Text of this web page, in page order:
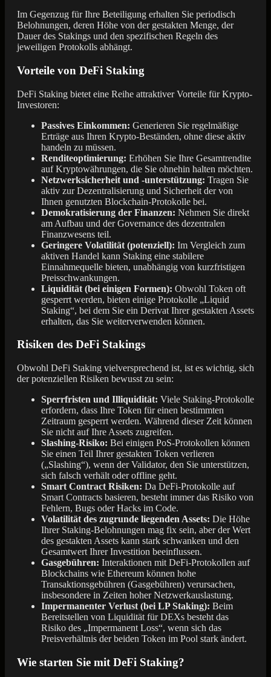
Im Gegenzug für Ihre Beteiligung erhalten Sie periodisch
Belohnungen, deren Höhe von der gestakten Menge, der
Dauer des Stakings und den spezifischen Regeln des
jeweiligen Protokolls abhängt.
Vorteile von DeFi Staking
DeFi Staking bietet eine Reihe attraktiver Vorteile für Krypto-
Investoren:
Passives Einkommen: Generieren Sie regelmäßige
Erträge aus Ihren Krypto-Beständen, ohne diese aktiv
handeln zu müssen.
Renditeoptimierung: Erhöhen Sie Ihre Gesamtrendite
auf Kryptowährungen, die Sie ohnehin halten möchten.
Netzwerksicherheit und -unterstützung: Tragen Sie
aktiv zur Dezentralisierung und Sicherheit der von
Ihnen genutzten Blockchain-Protokolle bei.
Demokratisierung der Finanzen: Nehmen Sie direkt
am Aufbau und der Governance des dezentralen
Finanzwesens teil.
Geringere Volatilität (potenziell): Im Vergleich zum
aktiven Handel kann Staking eine stabilere
Einnahmequelle bieten, unabhängig von kurzfristigen
Preisschwankungen.
Liquidität (bei einigen Formen): Obwohl Token oft
gesperrt werden, bieten einige Protokolle „Liquid
Staking“, bei dem Sie ein Derivat Ihrer gestakten Assets
erhalten, das Sie weiterverwenden können.
Risiken des DeFi Stakings
Obwohl DeFi Staking vielversprechend ist, ist es wichtig, sich
der potenziellen Risiken bewusst zu sein:
Sperrfristen und Illiquidität: Viele Staking-Protokolle
erfordern, dass Ihre Token für einen bestimmten
Zeitraum gesperrt werden. Während dieser Zeit können
Sie nicht auf Ihre Assets zugreifen.
Slashing-Risiko: Bei einigen PoS-Protokollen können
Sie einen Teil Ihrer gestakten Token verlieren
(„Slashing“), wenn der Validator, den Sie unterstützen,
sich falsch verhält oder offline geht.
Smart Contract Risiken: Da DeFi-Protokolle auf
Smart Contracts basieren, besteht immer das Risiko von
Fehlern, Bugs oder Hacks im Code.
Volatilität des zugrunde liegenden Assets: Die Höhe
Ihrer Staking-Belohnungen mag fix sein, aber der Wert
des gestakten Assets kann stark schwanken und den
Gesamtwert Ihrer Investition beeinflussen.
Gasgebühren: Interaktionen mit DeFi-Protokollen auf
Blockchains wie Ethereum können hohe
Transaktionsgebühren (Gasgebühren) verursachen,
insbesondere in Zeiten hoher Netzwerkauslastung.
Impermanenter Verlust (bei LP Staking): Beim
Bereitstellen von Liquidität für DEXs besteht das
Risiko des „Impermanent Loss“, wenn sich das
Preisverhältnis der beiden Token im Pool stark ändert.
Wie starten Sie mit DeFi Staking?